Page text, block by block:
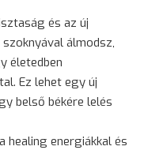
és az új
álmodsz,
életedben
Ez lehet egy új
belső békére lelés
healing energiákkal és